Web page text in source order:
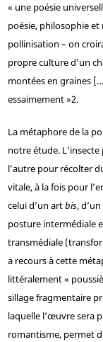
« une poésie
poésie, philosophie
pollinisation – on
propre culture d’un
montées en graines
essaimement »2.
La métaphore de la
notre étude.
l’autre pour récolter
vitale, à la fois pour
celui d’un artbis,
posture intermédiale
transmédiale
a recours à cette
littéralement «
sillage fragmentaire
laquelle l’œuvre sera
romantisme, permet